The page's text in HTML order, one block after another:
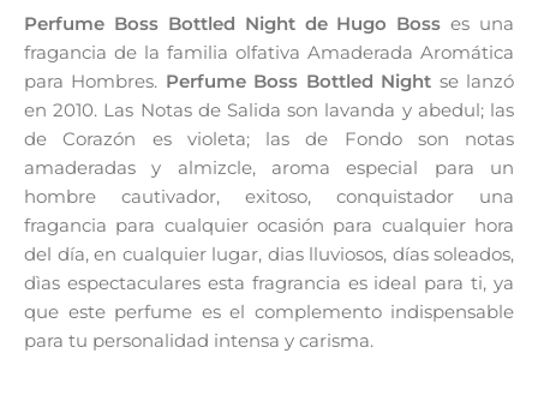
Perfume Boss Bottled Night de Hugo Boss es una
fragancia de la familia olfativa Amaderada Aromática
para Hombres. Perfume Boss Bottled Night se lanzó
en 2010. Las Notas de Salida son lavanda y abedul; las
de Corazón es violeta; las de Fondo son notas
amaderadas y almizcle, aroma especial para un
hombre cautivador, exitoso, conquistador una
fragancia para cualquier ocasión para cualquier hora
del día, en cualquier lugar, dias lluviosos, días soleados,
dìas espectaculares esta fragrancia es ideal para ti, ya
que este perfume es el complemento indispensable
para tu personalidad intensa y carisma.